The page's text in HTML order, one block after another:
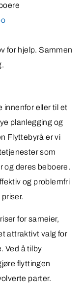
for hjelp. Sammen
innenfor eller til et
planlegging og
Flyttebyrå er vi
som
og deres beboere.
og problemfri
for sameier,
attraktivt valg for
Ved å tilby
flyttingen
parter.